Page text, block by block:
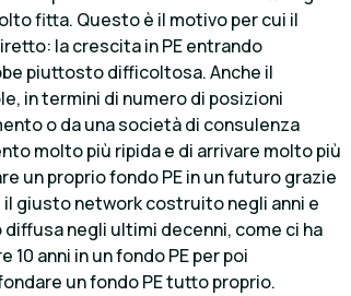
fitta. Questo è il motivo per cui il
la crescita in PE entrando
piuttosto difficoltosa. Anche il
in termini di numero di posizioni
o da una società di consulenza
molto più ripida e di arrivare molto più
un proprio fondo PE in un futuro grazie
giusto network costruito negli anni e
negli ultimi decenni, come ci ha
anni in un fondo PE per poi
un fondo PE tutto proprio.